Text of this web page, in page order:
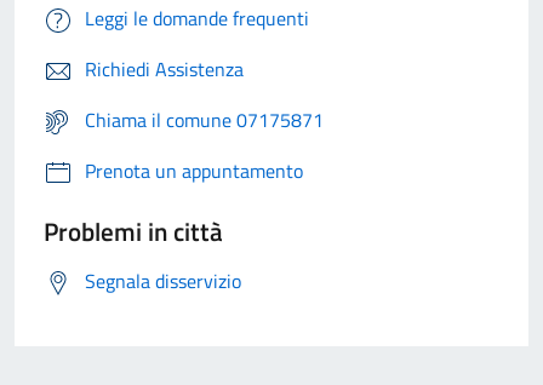
Leggi le domande frequenti
Richiedi Assistenza
Chiama il comune 07175871
Prenota un appuntamento
Problemi in città
Segnala disservizio